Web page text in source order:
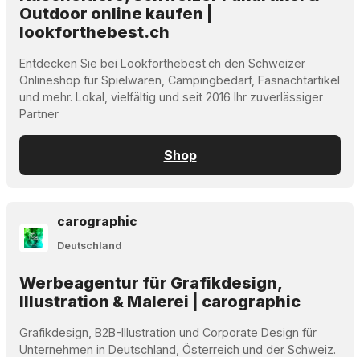
Outdoor online kaufen |
lookforthebest.ch
Entdecken Sie bei Lookforthebest.ch den Schweizer
Onlineshop für Spielwaren, Campingbedarf, Fasnachtartikel
und mehr. Lokal, vielfältig und seit 2016 Ihr zuverlässiger
Partner
Shop
carographic
Deutschland
Werbeagentur für Grafikdesign,
Illustration & Malerei | carographic
Grafikdesign, B2B-Illustration und Corporate Design für
Unternehmen in Deutschland, Österreich und der Schweiz.